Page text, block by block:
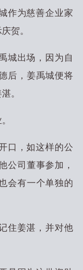
作为慈善企业家
贺。
城出场，因为自
后，姜禹城便将
。
口，如这样的公
公司董事参加，
会有一个单独的
住姜湛，并对他